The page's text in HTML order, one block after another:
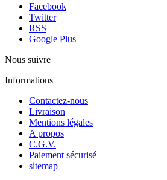
Facebook
Twitter
RSS
Google Plus
Nous suivre
Informations
Contactez-nous
Livraison
Mentions légales
A propos
C.G.V.
Paiement sécurisé
sitemap